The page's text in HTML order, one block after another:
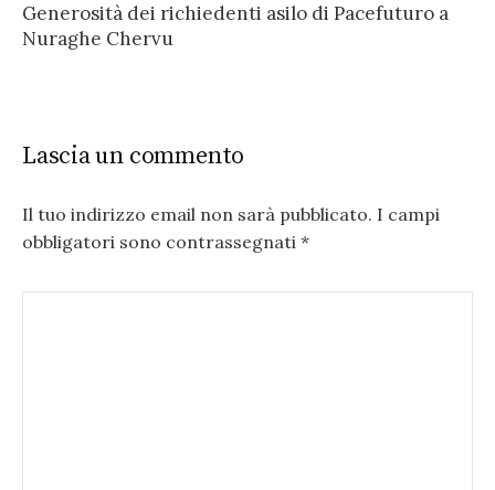
Generosità dei richiedenti asilo di Pacefuturo a
Nuraghe Chervu
Lascia un commento
Il tuo indirizzo email non sarà pubblicato. I campi
obbligatori sono contrassegnati *